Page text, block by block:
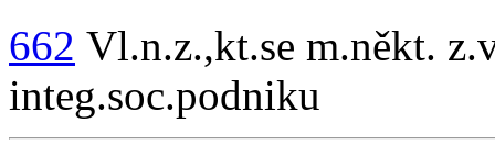
662 Vl.n.z.,kt.se m.někt.
integ.soc.podniku